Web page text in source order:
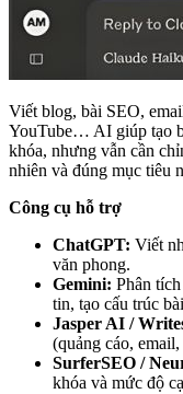
Viết blog, bài SEO,
YouTube… AI giúp tạo
khóa, nhưng vẫn cần
nhiên và đúng mục tiêu
Công cụ hỗ trợ
ChatGPT: Viết
văn phong.
Gemini: Phân
tin, tạo cấu trúc
Jasper AI /
(quảng cáo,
SurferSEO /
khóa và mức độ